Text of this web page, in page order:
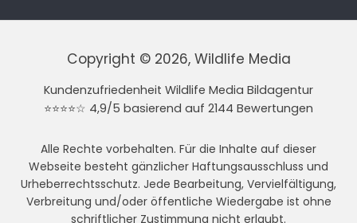
Copyright © 2026, Wildlife Media
Kundenzufriedenheit Wildlife Media Bildagentur
⭐⭐⭐⭐☆ 4,9/5 basierend auf 2144 Bewertungen
Alle Rechte vorbehalten. Für die Inhalte auf dieser
Webseite besteht gänzlicher Haftungsausschluss und
Urheberrechtsschutz. Jede Bearbeitung, Vervielfältigung,
Verbreitung und/oder öffentliche Wiedergabe ist ohne
schriftlicher Zustimmung nicht erlaubt.